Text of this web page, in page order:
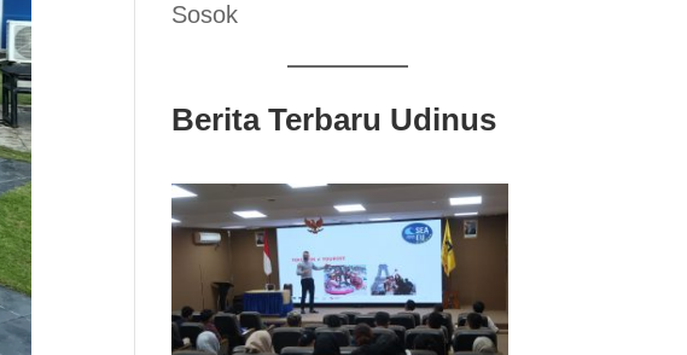
Sosok
Berita Terbaru Udinus